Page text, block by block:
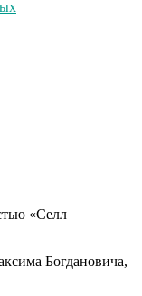
«Селл
Богдановича,